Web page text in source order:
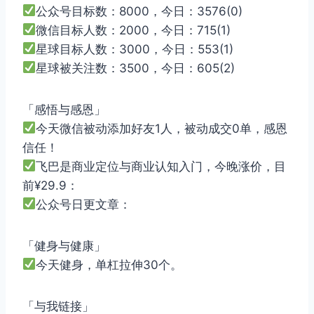
公众号目标数：8000，今日：3576(0)
微信目标人数：2000，今日：715(1)
星球目标人数：3000，今日：553(1)
星球被关注数：3500，今日：605(2)
「感悟与感恩」
今天微信被动添加好友1人，被动成交0单，感恩
信任！
飞巴是商业定位与商业认知入门，今晚涨价，目
前¥29.9：
公众号日更文章：
「健身与健康」
今天健身，单杠拉伸30个。
「与我链接」